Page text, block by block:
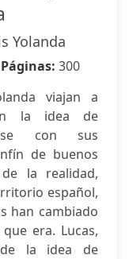
Yolanda
300
viajan a
la idea de
con sus
de buenos
la realidad,
español,
han cambiado
era. Lucas,
la idea de